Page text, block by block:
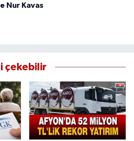
Nur Kavas
çekebilir